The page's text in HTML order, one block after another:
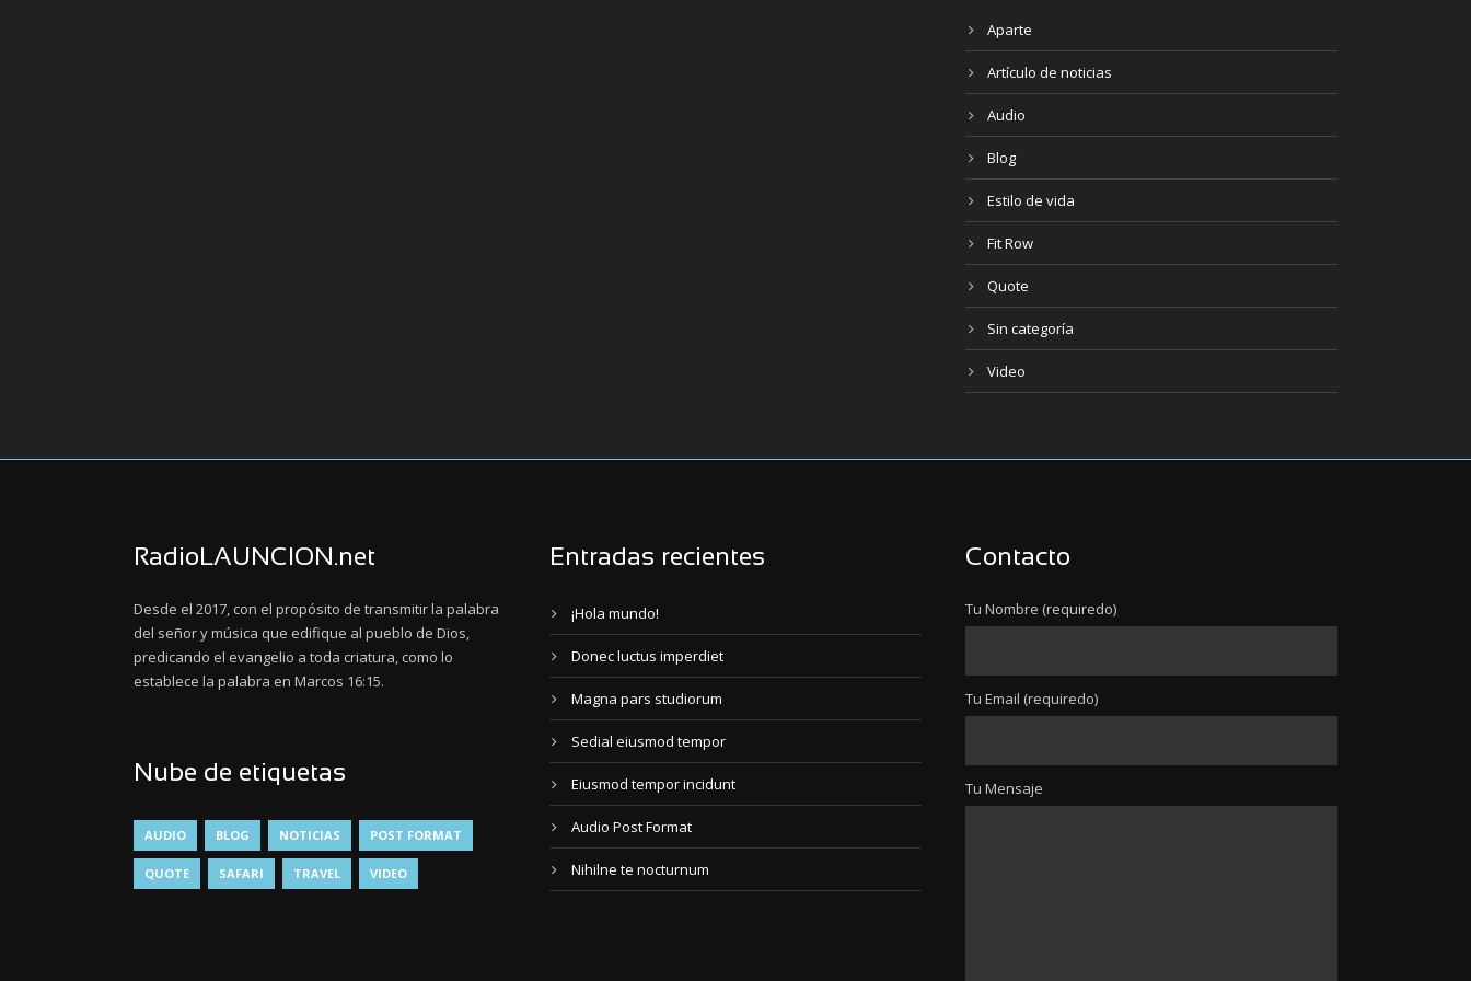
Aparte
Artículo de noticias
Audio
Blog
Estilo de vida
Fit Row
Quote
Sin categoría
Video
RadioLAUNCION.net
Desde el 2017, con el propósito de transmitir la palabra
del señor y música que edifique al pueblo de Dios,
predicando el evangelio a toda criatura, como lo
establece la palabra en Marcos 16:15.
Nube de etiquetas
AUDIO BLOG NOTICIAS POST FORMAT
QUOTE SAFARI TRAVEL VIDEO
Entradas recientes
¡Hola mundo!
Donec luctus imperdiet
Magna pars studiorum
Sedial eiusmod tempor
Eiusmod tempor incidunt
Audio Post Format
Nihilne te nocturnum
Contacto
Tu Nombre (requiredo)
Tu Email (requiredo)
Tu Mensaje